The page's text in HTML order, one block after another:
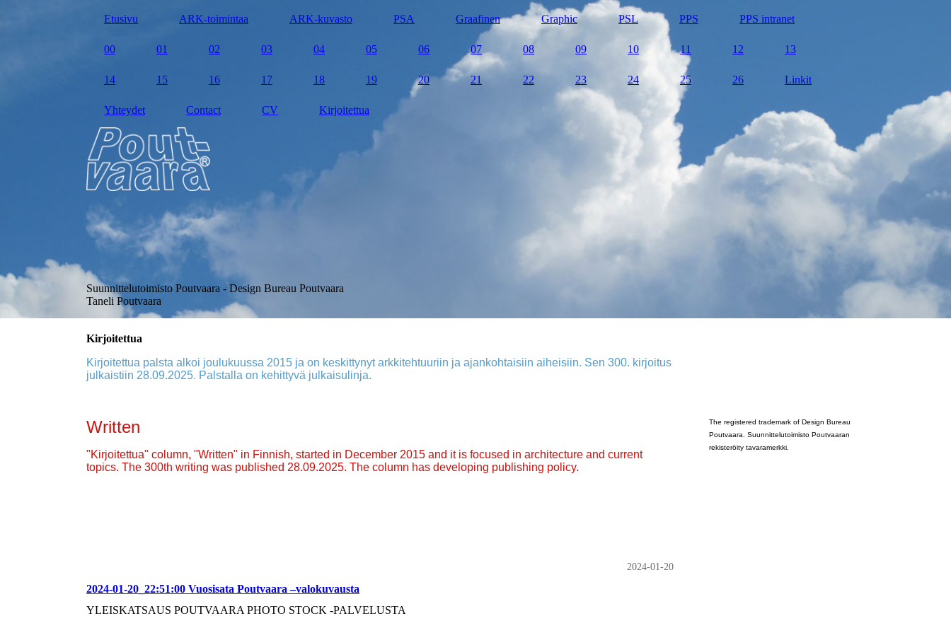
Etusivu ARK-toimintaa ARK-kuvasto PSA Graafinen Graphic PSL PPS PPS intranet
00 01 02 03 04 05 06 07 08 09 10 11 12 13
14 15 16 17 18 19 20 21 22 23 24 25 26 Linkit
Yhteydet Contact CV Kirjoitettua
Suunnittelutoimisto Poutvaara - Design Bureau Poutvaara
Taneli Poutvaara
Kirjoitettua
Kirjoitettua palsta alkoi joulukuussa 2015 ja on keskittynyt arkkitehtuuriin ja ajankohtaisiin aiheisiin. Sen 300. kirjoitus
julkaistiin 28.09.2025. Palstalla on kehittyvä julkaisulinja.
Written
"Kirjoitettua" column, "Written" in Finnish, started in December 2015 and it is focused in architecture and current
topics. The 300th writing was published 28.09.2025. The column has developing publishing policy.
2024-01-20
2024-01-20_22:51:00 Vuosisata Poutvaara –valokuvausta
YLEISKATSAUS POUTVAARA PHOTO STOCK -PALVELUSTA
The registered trademark of Design Bureau
Poutvaara. Suunnittelutoimisto Poutvaaran
rekisteröity tavaramerkki.